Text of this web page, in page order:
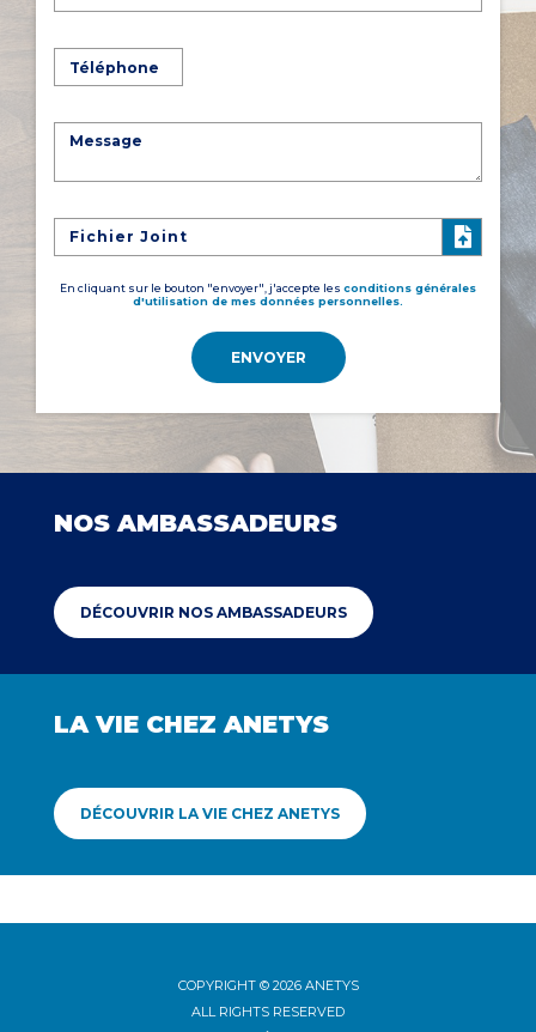
Fichier Joint
En cliquant sur le bouton "envoyer", j'accepte les conditions générales
d'utilisation de mes données personnelles.
ENVOYER
NOS AMBASSADEURS
DÉCOUVRIR NOS AMBASSADEURS
LA VIE CHEZ ANETYS
DÉCOUVRIR LA VIE CHEZ ANETYS
COPYRIGHT © 2026 ANETYS
ALL RIGHTS RESERVED